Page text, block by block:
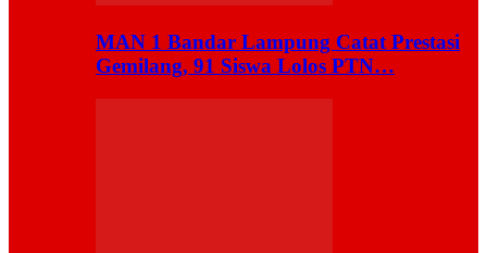
MAN 1 Bandar Lampung Catat Prestasi
Gemilang, 91 Siswa Lolos PTN…